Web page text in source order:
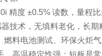
精度 ±0.5% 读数，量程
器技术，无填料老化，长
燃料电池测试、环保火炬
，高温稳定性强；短板是